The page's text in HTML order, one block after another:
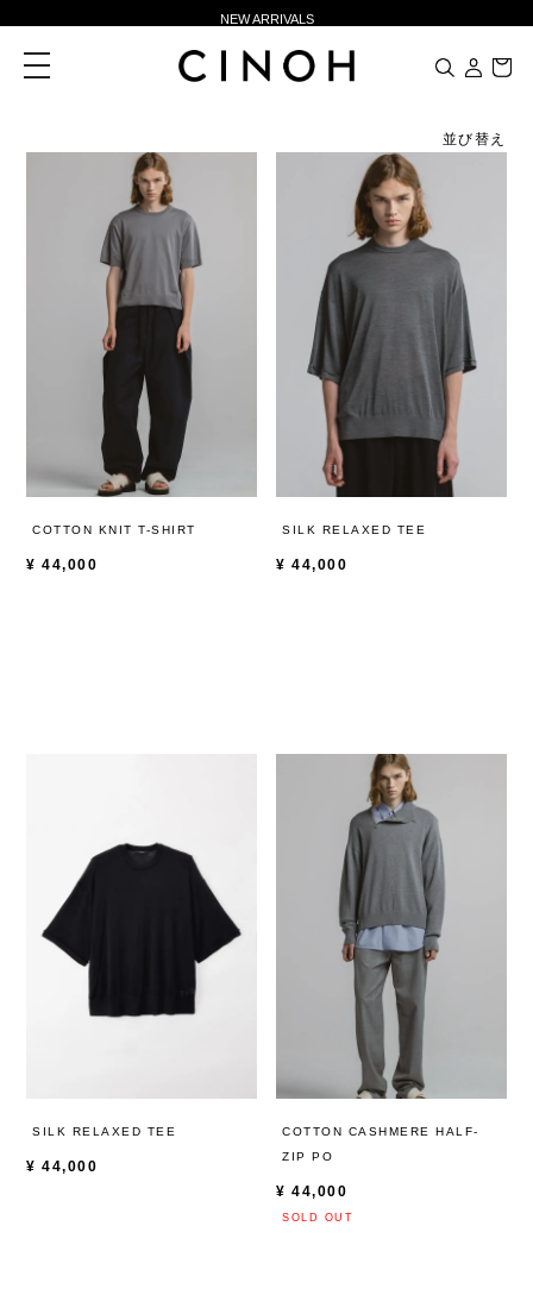
NEW ARRIVALS
新規会員登録500ポイントプレゼント
新規会員登録500ポイントプレゼント
ニュースレター登録で¥1,000クーポン進呈
toggle
navigation
並び替え
COTTON KNIT T-SHIRT
¥ 44,000
SILK RELAXED TEE
¥ 44,000
SILK RELAXED TEE
¥ 44,000
COTTON CASHMERE HALF-
ZIP PO
¥ 44,000